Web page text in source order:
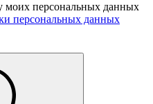
моих персональных данных
персональных данных